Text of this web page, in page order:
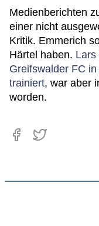
Medienberichten
einer nicht
Kritik. Emmerich
Härtel haben. Lars
Greifswalder FC
trainiert, war aber
worden.